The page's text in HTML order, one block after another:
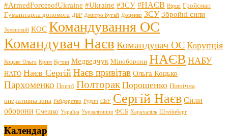
#ArmedForcesofUkraine #Ukraine #ЗСУ #НАЄВ Вірші Гройсман
Гуманітарна допомога ДБР Дмитро Бугай Доценко ЗСУ Збройні сили
Зеленский КОС Командування ОС
Командувач Наєв Командувач ОС Корупція
Коцько Ольга Крим Кучин Медведчук Міноборони НАЄВ НАБУ
НАТО Наєв Сергій Наєв привітав Ольга Коцько
Пархоменко Поезії Полторак Порошенко Північна
оперативна зона Рейдерство Рудич СБУ Сергій Наєв Сили
оборони Смешко Україна Укрзалізниця ФСБ Харахаліль Штейнберг
Календар